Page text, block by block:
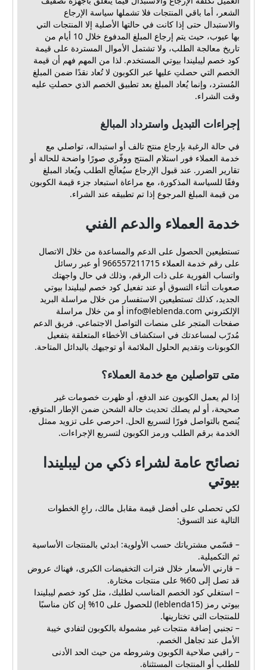
الشعر، أما باقي المنتجات فلا تشملها سياسة الإرجاع
والاستبدال حتى إذا كانت في حالتها الأصلية إلا المنتجات التي
بها عيوب، حيث يتم إرجاع المبلغ المدفوع خلال 10 أيام من
تاريخ معالجة الطلب، ولا تشتمل الأموال المستردة على قيمة
كود خصم ليبليندا بيوتي المستخدم. لذا من المهم فهم أن قيمة
الخصم التي حصلتِ عليها عبر الكوبون لا تُعاد نقدًا ضمن المبلغ
المُسترد، وإنما يُعاد المبلغ بعد تطبيق الخصم الذي حصلتِ عليه
وقت الشراء.
إجراءات التبديل واسترداد المبالغ
في حالة الرغبة بإرجاع منتج تالف أو استبداله، تواصلي مع
خدمة العملاء فور استلام المنتج ووفّري صورًا واضحة للحالة أو
تقارير الضرر. عند قبول الإرجاع سيُعالَج الطلب ويُعاد المبلغ
وفقًا للسياسة المذكورة، مع مراعاة استبعاد جزء قيمة الكوبون
من قيمة المبلغ المرجوع إذا تم تطبيقه عند الشراء.
خدمة العملاء والدعم الفني
تستطيعين الحصول على الدعم والمساعدة من خلال الاتصال
على رقم خدمة العملاء 966557211715 أو عبر رسائل
واتساب الفورية على ذات الرقم، وذلك في حال واجهتك
صعوبات أثناء التسوق أو عند تفعيل كود خصم ليبليندا بيوتي
الجديد، كذلك تستطيعين الاستفسار من خلال مراسلة البريد
الإلكتروني info@leblenda.comأو من خلال مراسلة
صفحات المتجر على منصات التواصل الاجتماعي. فريق الدعم
مُدرّب لمساعدتك في استكشاف الأخطاء المتعلقة بتفعيل
الكوبونات وتقديم الحلول الملائمة أو توجيهك بالبدائل المتاحة.
متى تتواصلين مع خدمة العملاء؟
إذا لم يعمل الكوبون عند الدفع، أو ظهرت خصومات غير
صحيحة، أو لم يصلك تحديث حالة الشحن ضمن الإطار المتوقع،
يُنصح بالتواصل فورًا لتسريع الحل. احرصي على تزويد ممثل
الخدمة برقم الطلب ورمز الكوبون لتسريع الإجراءات.
نصائح عامة لشراء ذكي من ليبليندا
بيوتي
لكي تحصلي على أفضل قيمة مقابل مالك، راعِ الخطوات
التالية عند التسوق:
– قسّمي مشترياتك حسب الأولوية: ابدئي بالمنتجات الأساسية
ثم التكميلية.
– قارني الأسعار خلال فترات التخفيضات الكبرى، فهناك عروض
قد تصل إلى 60% على منتجات مختارة.
– استغلي كود الخصم المناسب لطلبك، مثل كود خصم ليبليندا
بيوتي رمز (leblenda15) للحصول على 10% إن كان مناسبًا
للمنتجات التي تختارينها.
– تجنبي إضافة منتجات غير مشمولة بالكوبون لتفادي خيبة
الأمل عند تجاهل الخصم.
– راقبي صلاحية الكوبون وشروطه من حيث الحد الأدنى
للطلب أو المنتجات المستثناة.